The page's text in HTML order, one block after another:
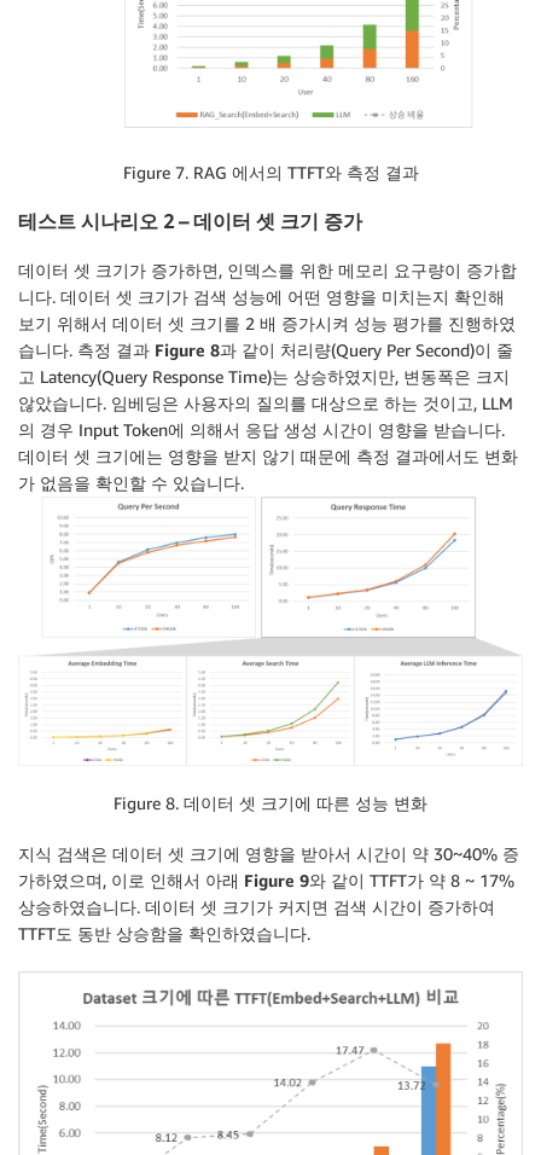
Figure 7. RAG 에서의 TTFT와 측정 결과
테스트 시나리오 2 – 데이터 셋 크기 증가
데이터 셋 크기가 증가하면, 인덱스를 위한 메모리 요구량이 증가합
니다. 데이터 셋 크기가 검색 성능에 어떤 영향을 미치는지 확인해
보기 위해서 데이터 셋 크기를 2 배 증가시켜 성능 평가를 진행하였
습니다. 측정 결과 Figure 8과 같이 처리량(Query Per Second)이 줄
고 Latency(Query Response Time)는 상승하였지만, 변동폭은 크지
않았습니다. 임베딩은 사용자의 질의를 대상으로 하는 것이고, LLM
의 경우 Input Token에 의해서 응답 생성 시간이 영향을 받습니다.
데이터 셋 크기에는 영향을 받지 않기 때문에 측정 결과에서도 변화
가 없음을 확인할 수 있습니다.
Figure 8. 데이터 셋 크기에 따른 성능 변화
지식 검색은 데이터 셋 크기에 영향을 받아서 시간이 약 30~40% 증
가하였으며, 이로 인해서 아래 Figure 9와 같이 TTFT가 약 8 ~ 17%
상승하였습니다. 데이터 셋 크기가 커지면 검색 시간이 증가하여
TTFT도 동반 상승함을 확인하였습니다.